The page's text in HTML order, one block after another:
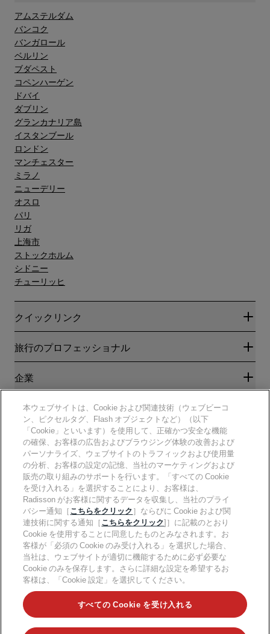
アムステルダム
バンコク
バンガロール
ベルリン
ブダペスト
コペンハーゲン
ドバイ
ダブリン
グランカナリア島"
イスタンブール
ロンドン
マンチェスター
ミラノ
ニューデリー
オスロ
パリ
リガ
上海市
ストックホルム
シドニー
チューリッヒ
クイックリンク
Radisson Rewards
ブログ
目的地
ラディソンホテルアプリ
スポーツ認定ホテル
ファミリーフレンドリーホテル
健康と安全
旅行のプロフェッショナル
パートナー
旅行代理店
企業
Radisson Hotel Group
メディア
キャリアRHG
採用情報PPHE
採用情報EHL
The Club by RHG
能力開発の機会
責任あるビジネス
調達
法務
プライバシー通知
法的通知
Radisson Rewardsの利用規約
サイト使用許諾契約書
デジタルアクセシビリティ
現代奴隷制に関する声明
ヘルプ
消費者アラート
連絡先
よくある質問
サイトマップ
ソーシャルメディア
Radisson Hotels ブランド
人気のお得な情報をお見逃しなく
本ウェブサイトは、Cookie および関連技術（ウェブビーコ
ン、ピクセルタグ、Flash オブジェクトなど）（以下
「Cookie」といいます）を使用して、正確かつ安全な機能
の確保、お客様の広告およびブラウジング体験の改善および
パーソナライズ、ウェブサイトのトラフィックおよび使用量
の分析、お客様の設定の記憶、当社のマーケティングおよび
販売の取り組みのサポートを行います。「すべての Cookie
を受け入れる」を選択することにより、お客様は、
Radisson がお客様に関するデータを収集し、当社のプライ
バシー通知［こちらをクリック］ならびに Cookie および関
連技術に関する通知［こちらをクリック]］に記載のとおり
Cookie を使用することに同意したものとみなされます。お
客様が「必須の Cookie のみ受け入れる」を選択した場合、
当社は、ウェブサイトが適切に機能するために必ず必要な
Cookie のみを保存します。さらに詳細な設定を希望するお
客様は、「Cookie 設定」を選択してください。
すべての Cookie を受け入れる